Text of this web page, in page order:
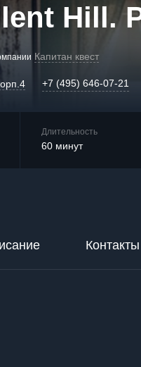
Hill.
Капитан квест
+7 (495) 646-07-21
Длительность
60 минут
Контакты